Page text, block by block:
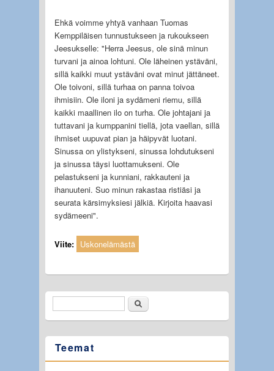
Ehkä voimme yhtyä vanhaan Tuomas
Kemppiläisen tunnustukseen ja rukoukseen
Jeesukselle: "Herra Jeesus, ole sinä minun
turvani ja ainoa lohtuni. Ole läheinen ystäväni,
sillä kaikki muut ystäväni ovat minut jättäneet.
Ole toivoni, sillä turhaa on panna toivoa
ihmisiin. Ole iloni ja sydämeni riemu, sillä
kaikki maallinen ilo on turha. Ole johtajani ja
tuttavani ja kumppanini tiellä, jota vaellan, sillä
ihmiset uupuvat pian ja häipyvät luotani.
Sinussa on ylistykseni, sinussa lohdutukseni
ja sinussa täysi luottamukseni. Ole
pelastukseni ja kunniani, rakkauteni ja
ihanuuteni. Suo minun rakastaa ristiäsi ja
seurata kärsimyksiesi jälkiä. Kirjoita haavasi
sydämeeni".
Viite: Uskonelämästä
HakulomakeEtsi
Teemat